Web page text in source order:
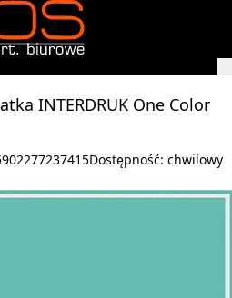
INTERDRUK One Color
Dostępność: chwilowy